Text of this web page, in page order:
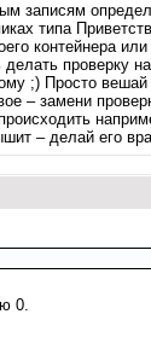
записям
типа
контейнера
проверку
Просто
– замени
– делай его
0.